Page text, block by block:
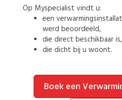
Op Myspecialist vindt u:
een
werd beoordeeld,
die direct beschikbaar is,
die dicht bij u woont.
Boek een